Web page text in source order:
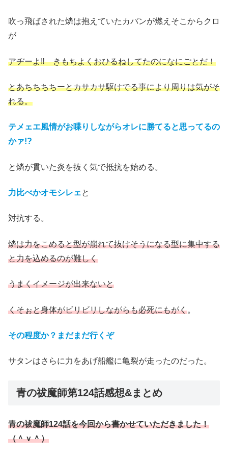
吹っ飛ばされた燐は抱えていたカバンが燃えそこからクロ
が
アヂーよ‼ きもちよくおひるねしてたのになにごとだ！
とあちちちちーとカサカサ駆けでる事により周りは気がそ
れる。
テメェエ風情がお喋りしながらオレに勝てると思ってるの
かァ!?
と燐が貫いた炎を抜く気で抵抗を始める。
力比べかオモシレェと
対抗する。
燐は力をこめると型が崩れて抜けそうになる型に集中する
と力を込めるのが難しく
うまくイメージが出来ないと
くそぉと身体がビリビリしながらも必死にもがく。
その程度か？まだまだ行くぞ
サタンはさらに力をあげ船艦に亀裂が走ったのだった。
青の祓魔師第124話感想&まとめ
青の祓魔師124話を今回から書かせていただきました！
（＾ｖ＾）